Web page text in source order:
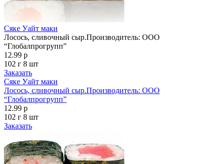
Сяке Уайт маки
Лосось, сливочный сыр.Производитель: OOO
“Глобалпрогрупп”
12.99 р
102 г 8 шт
Заказать
Сяке Уайт маки
Лосось, сливочный сыр.Производитель: OOO
“Глобалпрогрупп”
12.99 р
102 г 8 шт
Заказать